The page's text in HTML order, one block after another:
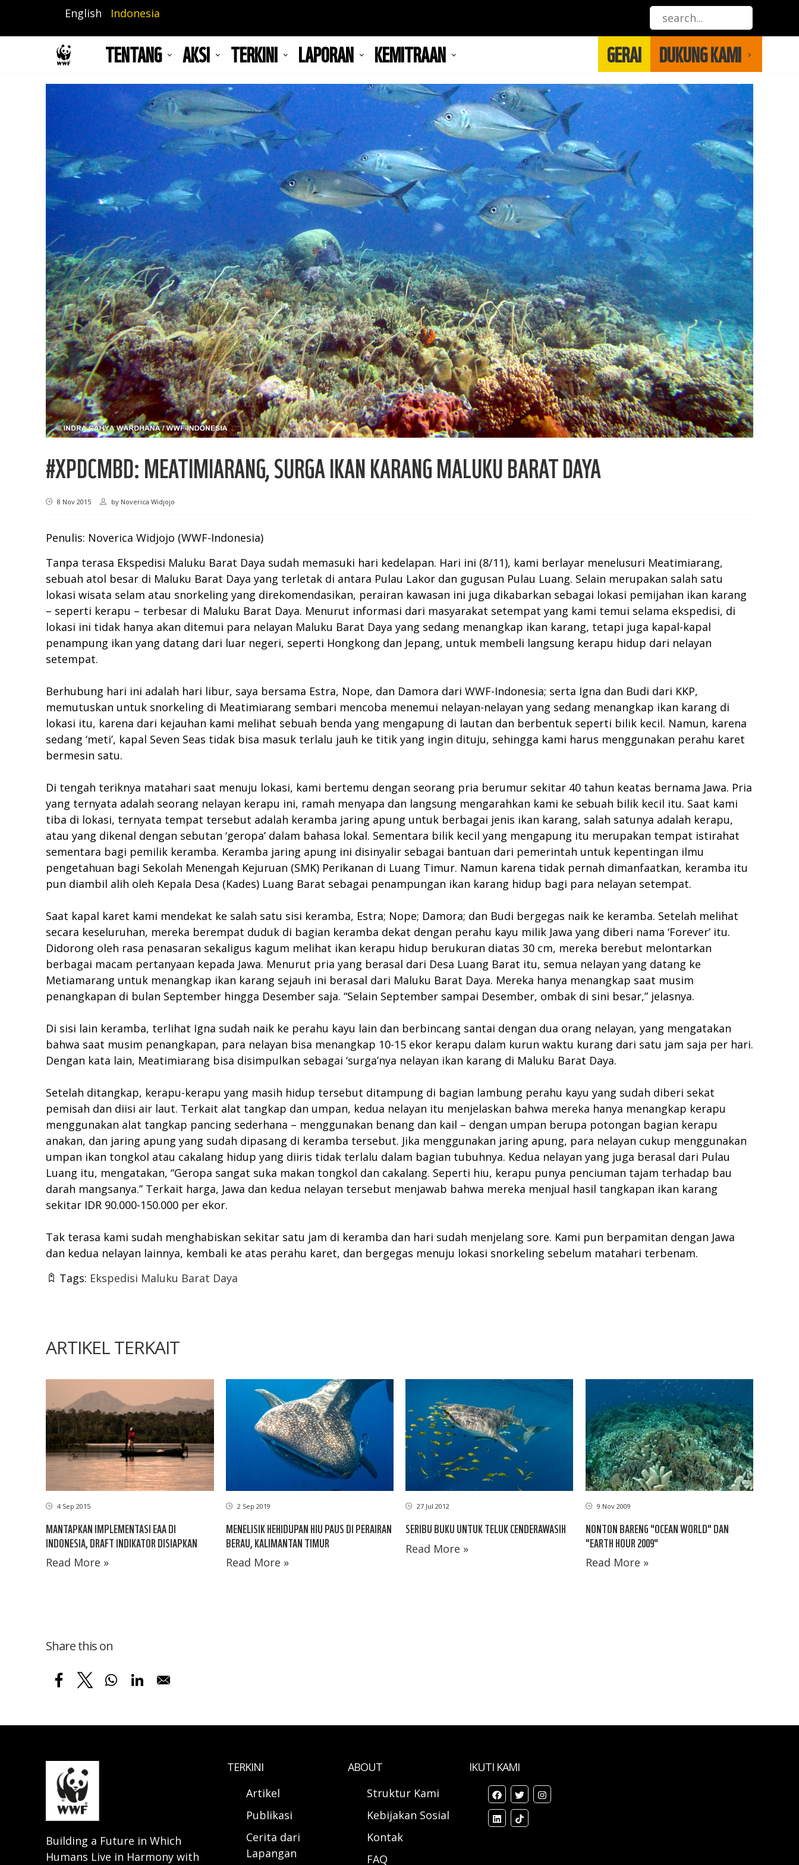
isi
English Indonesia
TENTANG AKSI TERKINI LAPORAN KEMITRAAN GERAI DUKUNG KAMI
#XPDCMBD: MEATIMIARANG, SURGA IKAN KARANG MALUKU BARAT DAYA
8 Nov 2015 by Noverica Widjojo
Penulis: Noverica Widjojo (WWF-Indonesia)
Tanpa terasa Ekspedisi Maluku Barat Daya sudah memasuki hari kedelapan. Hari ini (8/11), kami berlayar menelusuri Meatimiarang,
sebuah atol besar di Maluku Barat Daya yang terletak di antara Pulau Lakor dan gugusan Pulau Luang. Selain merupakan salah satu
lokasi wisata selam atau snorkeling yang direkomendasikan, perairan kawasan ini juga dikabarkan sebagai lokasi pemijahan ikan karang
– seperti kerapu – terbesar di Maluku Barat Daya. Menurut informasi dari masyarakat setempat yang kami temui selama ekspedisi, di
lokasi ini tidak hanya akan ditemui para nelayan Maluku Barat Daya yang sedang menangkap ikan karang, tetapi juga kapal-kapal
penampung ikan yang datang dari luar negeri, seperti Hongkong dan Jepang, untuk membeli langsung kerapu hidup dari nelayan
setempat.
Berhubung hari ini adalah hari libur, saya bersama Estra, Nope, dan Damora dari WWF-Indonesia; serta Igna dan Budi dari KKP,
memutuskan untuk snorkeling di Meatimiarang sembari mencoba menemui nelayan-nelayan yang sedang menangkap ikan karang di
lokasi itu, karena dari kejauhan kami melihat sebuah benda yang mengapung di lautan dan berbentuk seperti bilik kecil. Namun, karena
sedang ‘meti’, kapal Seven Seas tidak bisa masuk terlalu jauh ke titik yang ingin dituju, sehingga kami harus menggunakan perahu karet
bermesin satu.
Di tengah teriknya matahari saat menuju lokasi, kami bertemu dengan seorang pria berumur sekitar 40 tahun keatas bernama Jawa. Pria
yang ternyata adalah seorang nelayan kerapu ini, ramah menyapa dan langsung mengarahkan kami ke sebuah bilik kecil itu. Saat kami
tiba di lokasi, ternyata tempat tersebut adalah keramba jaring apung untuk berbagai jenis ikan karang, salah satunya adalah kerapu,
atau yang dikenal dengan sebutan ‘geropa’ dalam bahasa lokal. Sementara bilik kecil yang mengapung itu merupakan tempat istirahat
sementara bagi pemilik keramba. Keramba jaring apung ini disinyalir sebagai bantuan dari pemerintah untuk kepentingan ilmu
pengetahuan bagi Sekolah Menengah Kejuruan (SMK) Perikanan di Luang Timur. Namun karena tidak pernah dimanfaatkan, keramba itu
pun diambil alih oleh Kepala Desa (Kades) Luang Barat sebagai penampungan ikan karang hidup bagi para nelayan setempat.
Saat kapal karet kami mendekat ke salah satu sisi keramba, Estra; Nope; Damora; dan Budi bergegas naik ke keramba. Setelah melihat
secara keseluruhan, mereka berempat duduk di bagian keramba dekat dengan perahu kayu milik Jawa yang diberi nama ‘Forever’ itu.
Didorong oleh rasa penasaran sekaligus kagum melihat ikan kerapu hidup berukuran diatas 30 cm, mereka berebut melontarkan
berbagai macam pertanyaan kepada Jawa. Menurut pria yang berasal dari Desa Luang Barat itu, semua nelayan yang datang ke
Metiamarang untuk menangkap ikan karang sejauh ini berasal dari Maluku Barat Daya. Mereka hanya menangkap saat musim
penangkapan di bulan September hingga Desember saja. “Selain September sampai Desember, ombak di sini besar,” jelasnya.
Di sisi lain keramba, terlihat Igna sudah naik ke perahu kayu lain dan berbincang santai dengan dua orang nelayan, yang mengatakan
bahwa saat musim penangkapan, para nelayan bisa menangkap 10-15 ekor kerapu dalam kurun waktu kurang dari satu jam saja per hari.
Dengan kata lain, Meatimiarang bisa disimpulkan sebagai ‘surga’nya nelayan ikan karang di Maluku Barat Daya.
Setelah ditangkap, kerapu-kerapu yang masih hidup tersebut ditampung di bagian lambung perahu kayu yang sudah diberi sekat
pemisah dan diisi air laut. Terkait alat tangkap dan umpan, kedua nelayan itu menjelaskan bahwa mereka hanya menangkap kerapu
menggunakan alat tangkap pancing sederhana – menggunakan benang dan kail – dengan umpan berupa potongan bagian kerapu
anakan, dan jaring apung yang sudah dipasang di keramba tersebut. Jika menggunakan jaring apung, para nelayan cukup menggunakan
umpan ikan tongkol atau cakalang hidup yang diiris tidak terlalu dalam bagian tubuhnya. Kedua nelayan yang juga berasal dari Pulau
Luang itu, mengatakan, “Geropa sangat suka makan tongkol dan cakalang. Seperti hiu, kerapu punya penciuman tajam terhadap bau
darah mangsanya.” Terkait harga, Jawa dan kedua nelayan tersebut menjawab bahwa mereka menjual hasil tangkapan ikan karang
sekitar IDR 90.000-150.000 per ekor.
Tak terasa kami sudah menghabiskan sekitar satu jam di keramba dan hari sudah menjelang sore. Kami pun berpamitan dengan Jawa
dan kedua nelayan lainnya, kembali ke atas perahu karet, dan bergegas menuju lokasi snorkeling sebelum matahari terbenam.
Tags: Ekspedisi Maluku Barat Daya
ARTIKEL TERKAIT
4 Sep 2015
MANTAPKAN IMPLEMENTASI EAA DI
INDONESIA, DRAFT INDIKATOR DISIAPKAN
Read More »
2 Sep 2019
MENELISIK HEHIDUPAN HIU PAUS DI PERAIRAN
BERAU, KALIMANTAN TIMUR
Read More »
27 Jul 2012
SERIBU BUKU UNTUK TELUK CENDERAWASIH
Read More »
9 Nov 2009
NONTON BARENG "OCEAN WORLD" DAN
"EARTH HOUR 2009"
Read More »
Share this on
Building a Future in Which
Humans Live in Harmony with
TERKINI
Artikel
Publikasi
Cerita dari
Lapangan
ABOUT
Struktur Kami
Kebijakan Sosial
Kontak
FAQ
IKUTI KAMI